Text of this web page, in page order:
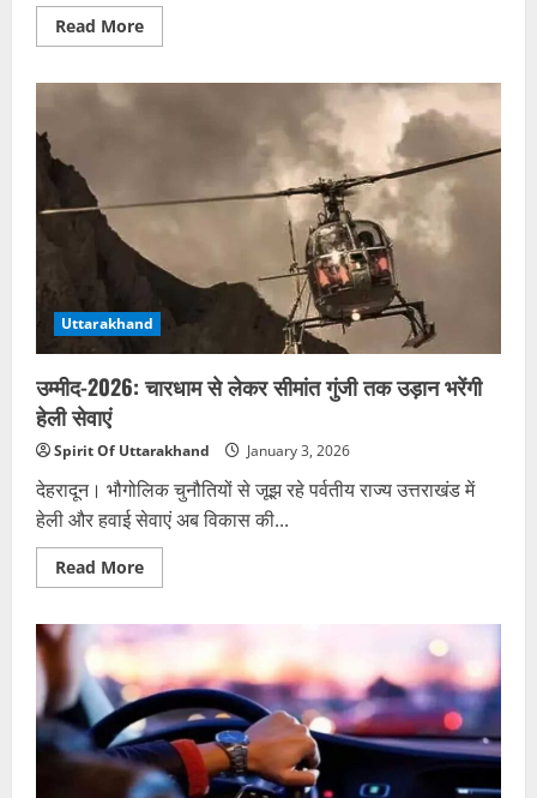
Read MoreRead
more
वार्ड
ब्वाय-
मित्र
Uttarakhand
उम्मीद-2026: चारधाम से लेकर सीमांत गुंजी तक उड़ान भरेंगी
हेली सेवाएं
Spirit Of Uttarakhand January 3, 2026
देहरादून। भौगोलिक चुनौतियों से जूझ रहे पर्वतीय राज्य उत्तराखंड में
हेली और हवाई सेवाएं अब विकास की...
Read MoreRead
more
चारधाम
से
लेकर
सीमांत
गुंजी
तक
उड़ान
भरेंगी
हेली
सेवाएं